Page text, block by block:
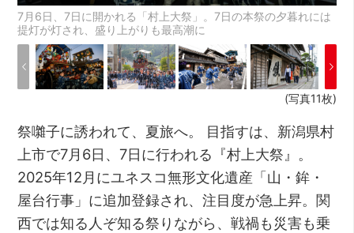
7月6日、7日に開かれる「村上大祭」。7日の本祭の夕暮れには
提灯が灯され、盛り上がりも最高潮に
(写真11枚)
祭囃子に誘われて、夏旅へ。 目指すは、新潟県村
上市で7月6日、7日に行われる『村上大祭』。
2025年12月にユネスコ無形文化遺産「山・鉾・
屋台行事」に追加登録され、注目度が急上昇。関
西では知る人ぞ知る祭りながら、戦禍も災害も乗